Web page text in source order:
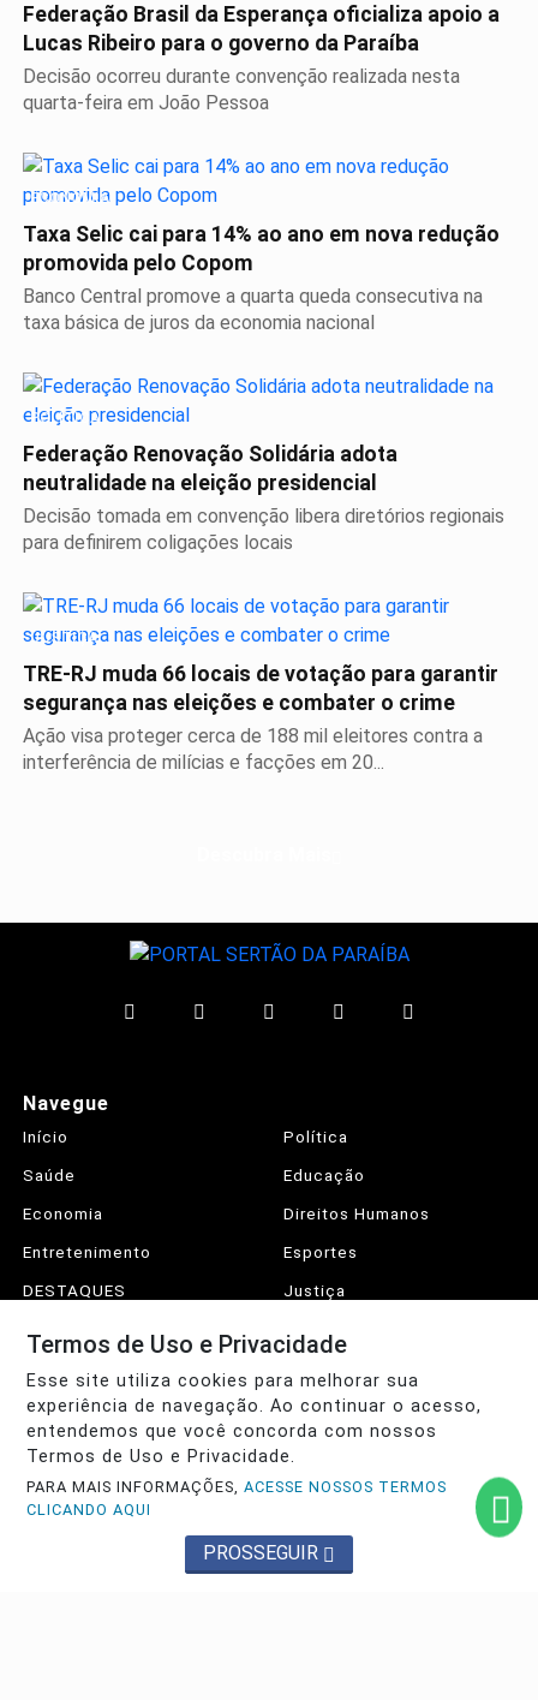
Federação Brasil da Esperança oficializa apoio a
Lucas Ribeiro para o governo da Paraíba
Decisão ocorreu durante convenção realizada nesta
quarta-feira em João Pessoa
ECONOMIA
Taxa Selic cai para 14% ao ano em nova redução
promovida pelo Copom
Banco Central promove a quarta queda consecutiva na
taxa básica de juros da economia nacional
POLÍTICA
Federação Renovação Solidária adota
neutralidade na eleição presidencial
Decisão tomada em convenção libera diretórios regionais
para definirem coligações locais
JUSTIÇA
TRE-RJ muda 66 locais de votação para garantir
segurança nas eleições e combater o crime
Ação visa proteger cerca de 188 mil eleitores contra a
interferência de milícias e facções em 20...
Navegue
Início
Política
Saúde
Educação
Economia
Direitos Humanos
Entretenimento
Esportes
DESTAQUES
Justiça
Expediente
FAQ
Contato
Pesquisar Notícia
Termos de Uso e Privacidade
Esse site utiliza cookies para melhorar sua
experiência de navegação. Ao continuar o acesso,
entendemos que você concorda com nossos
Termos de Uso e Privacidade.
PARA MAIS INFORMAÇÕES,ACESSE NOSSOS TERMOS
CLICANDO AQUI
PROSSEGUIR